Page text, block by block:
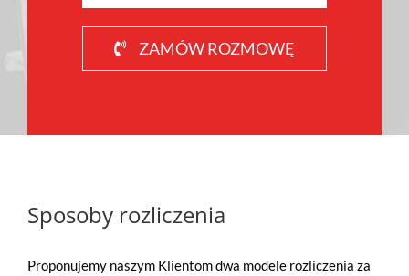
ZAMÓW ROZMOWĘ
Sposoby rozliczenia
Proponujemy naszym Klientom dwa modele rozliczenia za